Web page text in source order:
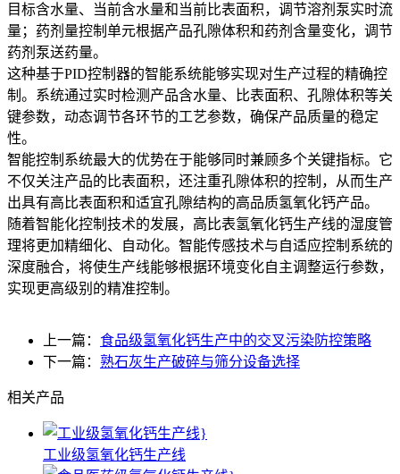
目标含水量、当前含水量和当前比表面积，调节溶剂泵实时流
量；药剂量控制单元根据产品孔隙体积和药剂含量变化，调节
药剂泵送药量。
这种基于PID控制器的智能系统能够实现对生产过程的精确控
制。系统通过实时检测产品含水量、比表面积、孔隙体积等关
键参数，动态调节各环节的工艺参数，确保产品质量的稳定
性。
智能控制系统最大的优势在于能够同时兼顾多个关键指标。它
不仅关注产品的比表面积，还注重孔隙体积的控制，从而生产
出具有高比表面积和适宜孔隙结构的高品质氢氧化钙产品。
随着智能化控制技术的发展，高比表氢氧化钙生产线的湿度管
理将更加精细化、自动化。智能传感技术与自适应控制系统的
深度融合，将使生产线能够根据环境变化自主调整运行参数，
实现更高级别的精准控制。
上一篇： 食品级氢氧化钙生产中的交叉污染防控策略
下一篇： 熟石灰生产破碎与筛分设备选择
相关产品
工业级氢氧化钙生产线